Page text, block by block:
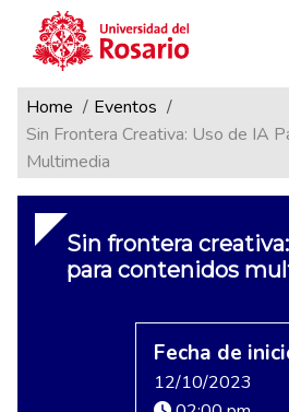
Pasar al contenido principal
Ruta de
Home
Eventos
Sin Frontera Creativa: Uso de IA
Multimedia
Sin frontera
para contenidos
Fecha de
12/10/2023